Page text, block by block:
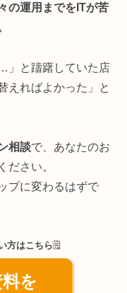
の運用までをITが苦
」と躊躇していた店
えればよかった」と
相談で、あなたのお
ださい。
プに変わるはずで
方はこちら 🗒️
を